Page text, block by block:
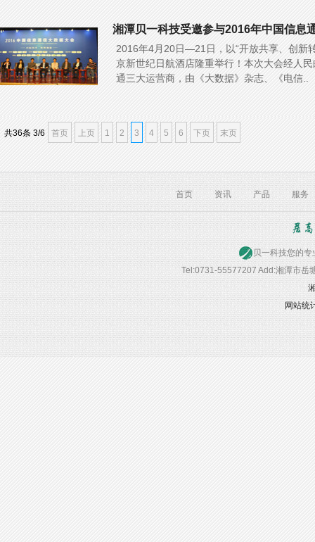
湘潭贝一科技受邀参与2016年中国信息
2016年4月20日—21日，以“开放共享、创新
京新世纪日航酒店隆重举行！本次大会经人
通三大运营商，由《大数据》杂志、《电信..
共36条 3/6 首页 上页 1 2 3 4 5 6 下页 末页
首页 资讯 产品 服务
贝一科技您的
Tel:0731-55577207 Add:湘潭市岳
网站统